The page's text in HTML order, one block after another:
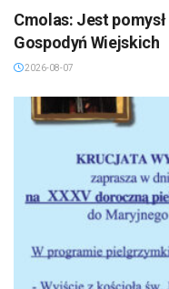
Cmolas: Jest
Gospodyń Wiejskich
2026-08-07